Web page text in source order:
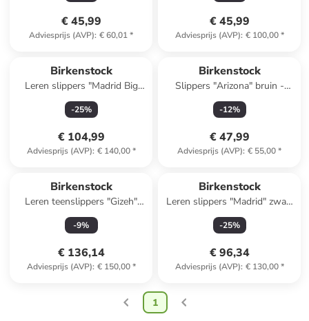
€ 45,99
Adviesprijs (AVP): € 60,01*
€ 45,99
Adviesprijs (AVP): € 100,00*
Birkenstock
Leren slippers "Madrid Big
Buckle" lichtbruin
-25%
€ 104,99
Adviesprijs (AVP): € 140,00*
Birkenstock
Slippers "Arizona" bruin -
wijdte N
-12%
€ 47,99
Adviesprijs (AVP): € 55,00*
Birkenstock
Leren teenslippers "Gizeh"
bruin
-9%
€ 136,14
Adviesprijs (AVP): € 150,00*
Birkenstock
Leren slippers "Madrid" zwart
- wijdte S
-25%
€ 96,34
Adviesprijs (AVP): € 130,00*
1